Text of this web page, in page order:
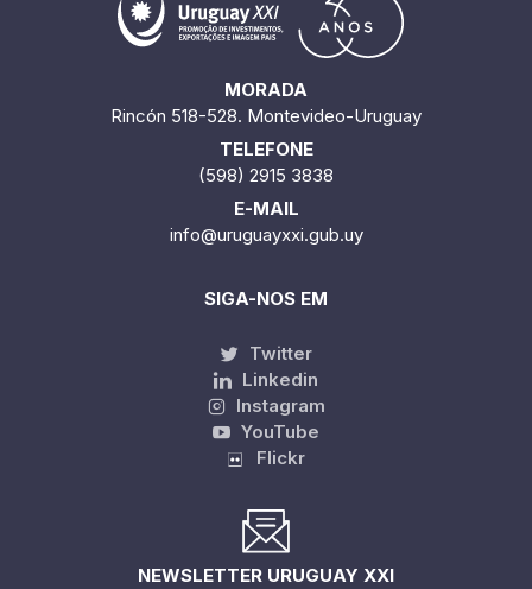
MORADA
Rincón 518-528. Montevideo-Uruguay
TELEFONE
(598) 2915 3838
E-MAIL
info@uruguayxxi.gub.uy
SIGA-NOS EM
Twitter
Linkedin
Instagram
YouTube
Flickr
NEWSLETTER URUGUAY XXI